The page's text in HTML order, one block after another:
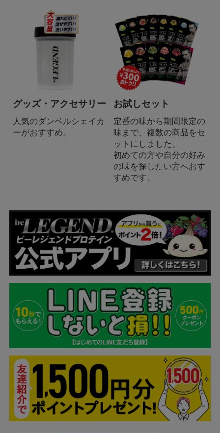
グッズ・アクセサリー
人気のダンベルシェイカ
ーがおすすめ。
お試しセット
定番の味から期間限定の
味まで、複数の商品をセ
ットにしました。
初めての方や自分の好み
の味を探したい方へおす
すめです。